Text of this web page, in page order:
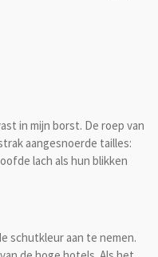
in mijn borst. De roep van
aangesnoerde tailles:
lach als hun blikken
schutkleur aan te nemen.